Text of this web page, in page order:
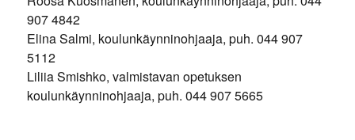
907 4842
Elina Salmi, koulunkäynninohjaaja, puh. 044 907
5112
Liliia Smishko, valmistavan opetuksen
koulunkäynninohjaaja, puh. 044 907 5665